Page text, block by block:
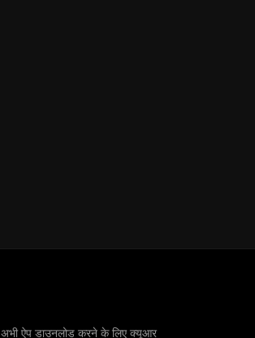
अभी ऐप डाउनलोड करने के लिए क्यूआर